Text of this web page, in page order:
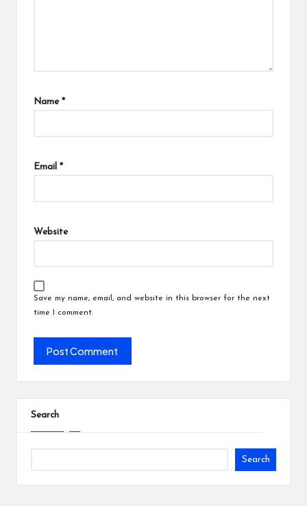
Name *
Email *
Website
Save my name, email, and website in this browser for the next
time I comment.
Search
Search